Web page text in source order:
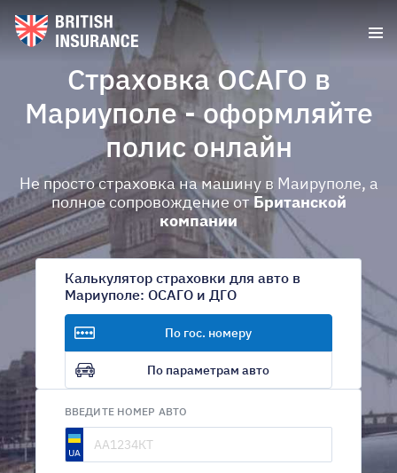
Страховка ОСАГО в
Мариуполе - оформляйте
полис онлайн
Не просто страховка на машину в Маируполе, а
полное сопровождение отБританской
компании
Калькулятор страховки для авто в
Мариуполе: ОСАГО и ДГО
По гос. номеру
По параметрам авто
ВВЕДИТЕ НОМЕР АВТО